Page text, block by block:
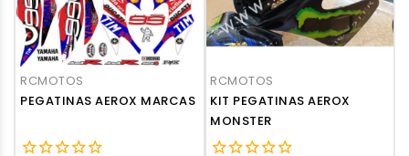
RCMOTOS
PEGATINAS AEROX MARCAS
RCMOTOS
KIT PEGATINAS AEROX
MONSTER